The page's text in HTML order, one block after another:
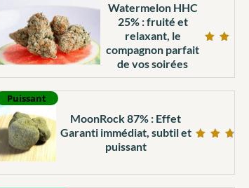
Watermelon HHC
25% : fruité et
relaxant, le
compagnon parfait
de vos soirées
Puissant
MoonRock 87% : Effet
Garanti immédiat, subtil et
puissant